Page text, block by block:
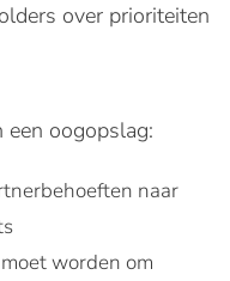
over prioriteiten
oogopslag:
naar
worden om